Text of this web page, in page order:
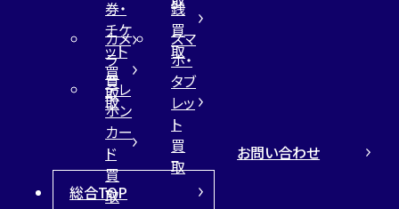
券・
チケ
ット
買
取
銭
買
取
カメ
ラ
買
取
スマ
ホ・
タブ
レッ
ト
買
取
テレ
ホン
カー
ド
買
取
総合TOP
お問い合わせ